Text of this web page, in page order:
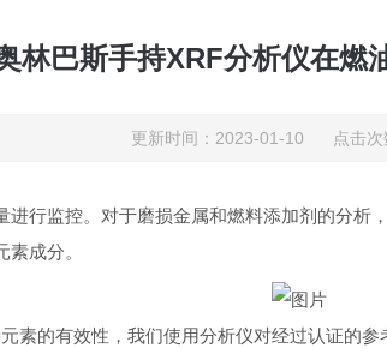
林巴斯手持XRF分析仪在燃
更新时间：2023-01-10 点击次
行监控。对于磨损金属和燃料添加剂的分
成分。
的有效性，我们使用分析仪对经过认证的